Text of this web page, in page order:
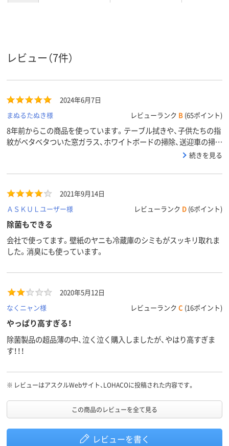
レビュー（7件）
2024年6月7日
まぬるたぬき様
レビューランク B (65ポイント)
8年前からこの商品を使っています。テーブル拭きや、子供たちの指
紋がベタベタついた窓ガラス、ホワイトボードの掃除、送迎車の掃
除、子供たちが毎日使うおやつのお皿やフォーク・スプーン、調理器
す。昔は、価格が高かったことから注文するのも勇気が入りました
入らず本当に困りました。
続きを見る
2021年9月14日
ＡＳＫＵＬユーザー様
レビューランク D (6ポイント)
除菌もできる
会社で使ってます。壁紙のヤニも冷蔵庫のシミもがスッキリ取れま
した。消臭にも使っています。
2020年5月12日
なくニャン様
レビューランク C (16ポイント)
やっぱり高すぎる！
除菌製品の超品薄の中、泣く泣く購入しましたが、やはり高すぎま
す！！！
※ レビューはアスクルWebサイト、LOHACOに投稿された内容です。
この商品のレビューを全て見る
レビューを書く